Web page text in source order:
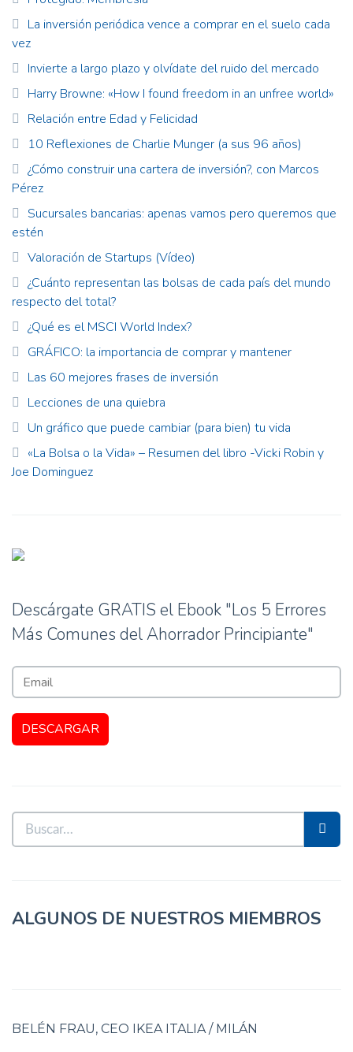
La inversión periódica vence a comprar en el suelo cada
vez
Invierte a largo plazo y olvídate del ruido del mercado
Harry Browne: «How I found freedom in an unfree world»
Relación entre Edad y Felicidad
10 Reflexiones de Charlie Munger (a sus 96 años)
¿Cómo construir una cartera de inversión?, con Marcos
Pérez
Sucursales bancarias: apenas vamos pero queremos que
estén
Valoración de Startups (Vídeo)
¿Cuánto representan las bolsas de cada país del mundo
respecto del total?
¿Qué es el MSCI World Index?
GRÁFICO: la importancia de comprar y mantener
Las 60 mejores frases de inversión
Lecciones de una quiebra
Un gráfico que puede cambiar (para bien) tu vida
«La Bolsa o la Vida» – Resumen del libro -Vicki Robin y
Joe Dominguez
Descárgate GRATIS el Ebook "Los 5 Errores
Más Comunes del Ahorrador Principiante"
ALGUNOS DE NUESTROS MIEMBROS
BELÉN FRAU, CEO IKEA ITALIA / MILÁN